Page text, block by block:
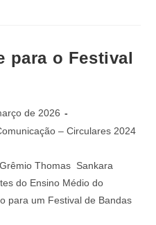
para o Festival
de 2026
– Circulares 2024
Thomas Sankara
do Ensino Médio do
para um Festival de Bandas